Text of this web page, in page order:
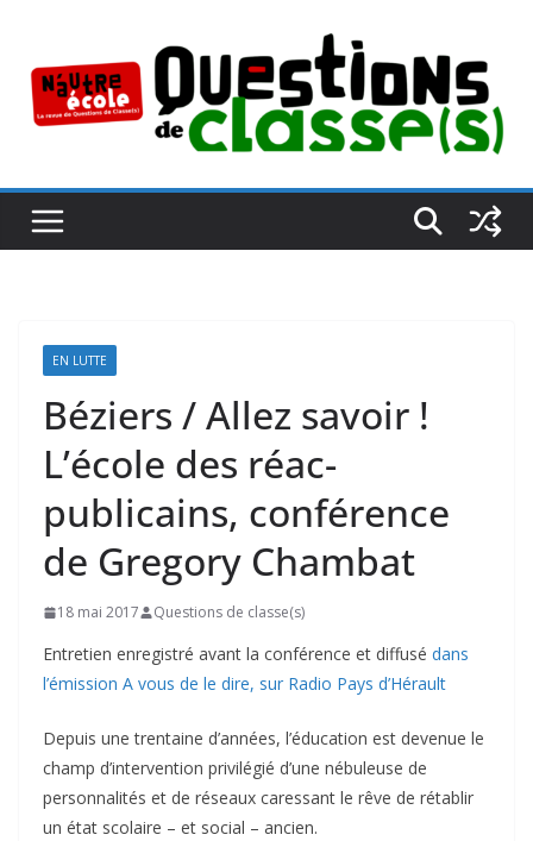
contenu
EN LUTTE
Béziers / Allez savoir !
L’école des réac-
publicains, conférence
de Gregory Chambat
18 mai 2017 Questions de classe(s)
Entretien enregistré avant la conférence et diffusé dans
l’émission A vous de le dire, sur Radio Pays d’Hérault
Depuis une trentaine d’années, l’éducation est devenue le
champ d’intervention privilégié d’une nébuleuse de
personnalités et de réseaux caressant le rêve de rétablir
un état scolaire – et social – ancien.